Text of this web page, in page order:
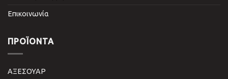
Επικοινωνία
ΠΡΟΪΌΝΤΑ
ΑΞΕΣΟΥΑΡ